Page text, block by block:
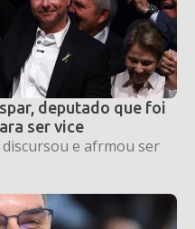
deputado que foi
ser vice
e afrmou ser